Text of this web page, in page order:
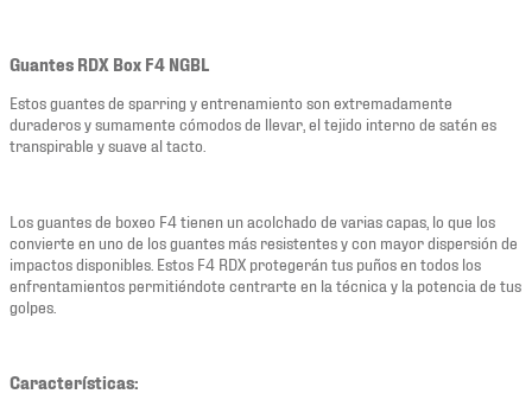
Guantes RDX Box F4 NGBL
Estos guantes de sparring y entrenamiento son extremadamente
duraderos y sumamente cómodos de llevar, el tejido interno de satén es
transpirable y suave al tacto.
Los guantes de boxeo F4 tienen un acolchado de varias capas, lo que los
convierte en uno de los guantes más resistentes y con mayor dispersión de
impactos disponibles. Estos F4 RDX protegerán tus puños en todos los
enfrentamientos permitiéndote centrarte en la técnica y la potencia de tus
golpes.
Características: